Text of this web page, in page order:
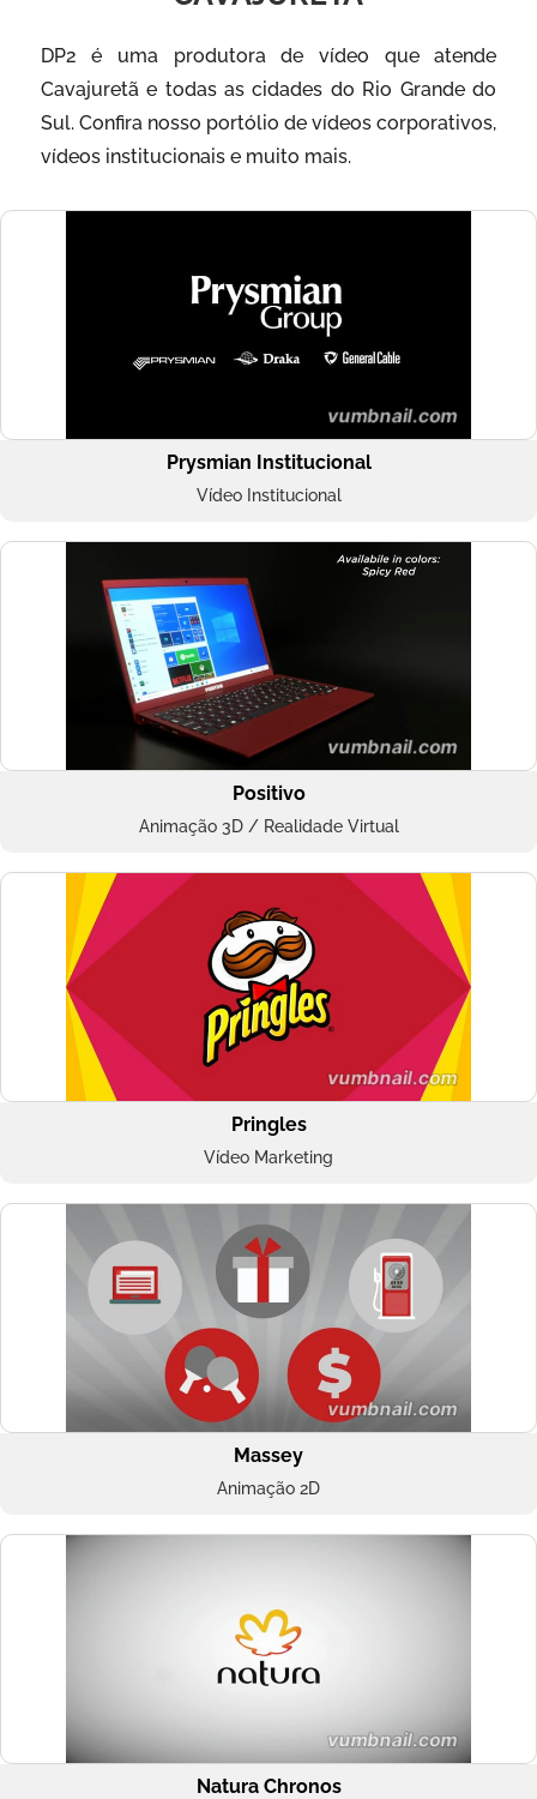
DP2 é uma produtora de vídeo que atende
Cavajuretã e todas as cidades do Rio Grande do
Sul. Confira nosso portólio de vídeos corporativos,
vídeos institucionais e muito mais.
Prysmian Institucional
Vídeo Institucional
Positivo
Animação 3D / Realidade Virtual
Pringles
Vídeo Marketing
Massey
Animação 2D
Natura Chronos